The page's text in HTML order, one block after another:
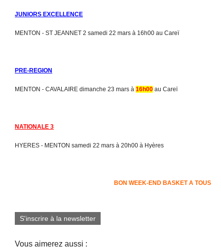
JUNIORS EXCELLENCE
MENTON - ST JEANNET 2 samedi 22 mars à 16h00 au Careï
PRE-REGION
MENTON - CAVALAIRE dimanche 23 mars à 16h00 au Careï
NATIONALE 3
HYERES - MENTON samedi 22 mars à 20h00 à Hyères
BON WEEK-END BASKET A TOUS
S'inscrire à la newsletter
Vous aimerez aussi :